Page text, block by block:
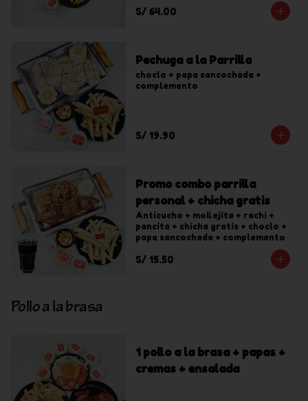
S/ 64.00
Pechuga a la Parrilla
choclo + papa sancochada +
complemento
S/ 19.90
Promo combo parrilla
personal + chicha gratis
Anticucho + mollejita + rachi +
pancita + chicha gratis + choclo +
papa sancochada + complemento
S/ 15.50
Pollo a la brasa
1 pollo a la brasa + papas +
cremas + ensalada